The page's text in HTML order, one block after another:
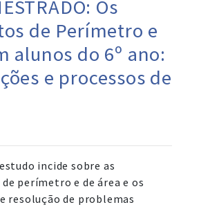
Os
de Perímetro e
alunos do 6º ano:
e processos de
incide sobre as
perímetro e de área e os
resolução de problemas